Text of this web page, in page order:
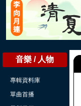
音樂 / 人物
專輯資料庫
單曲首播